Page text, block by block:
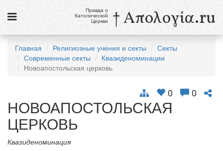
Новости
Галерея
Викторины
Ссылки
Правда о
Католической
Церкви † Απολογία.ru
Главная Религиозные учения и секты
Секты
Современные секты
Квазиденоминации
Новоапостольская церковь
0 0
НОВОАПОСТОЛЬСКАЯ
ЦЕРКОВЬ
Квазиденоминация